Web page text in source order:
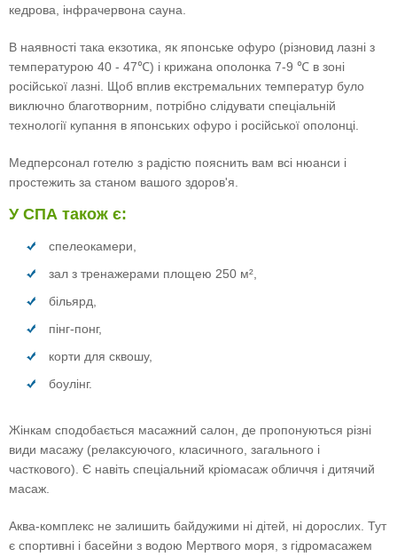
кедрова, інфрачервона сауна.
В наявності така екзотика, як японське офуро (різновид лазні з
температурою 40 - 47℃) і крижана ополонка 7-9 ℃ в зоні
російської лазні. Щоб вплив екстремальних температур було
виключно благотворним, потрібно слідувати спеціальній
технології купання в японських офуро і російської ополонці.
Медперсонал готелю з радістю пояснить вам всі нюанси і
простежить за станом вашого здоров'я.
У СПА також є:
спелеокамери,
зал з тренажерами площею 250 м²,
більярд,
пінг-понг,
корти для сквошу,
боулінг.
Жінкам сподобається масажний салон, де пропонуються різні
види масажу (релаксуючого, класичного, загального і
часткового). Є навіть спеціальний кріомасаж обличчя і дитячий
масаж.
Аква-комплекс не залишить байдужими ні дітей, ні дорослих. Тут
є спортивні і басейни з водою Мертвого моря, з гідромасажем